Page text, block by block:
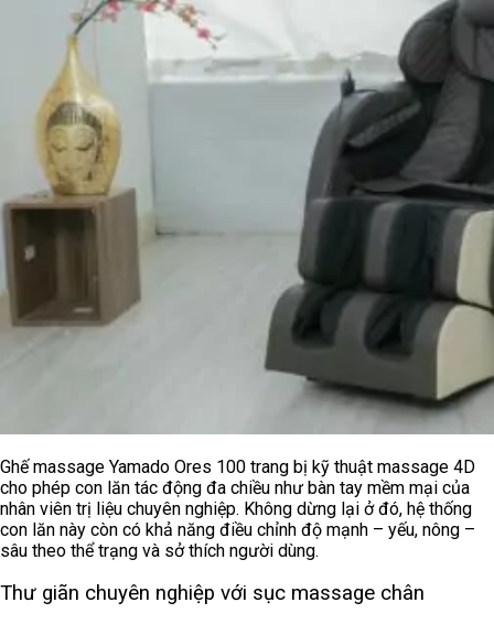
Ghế massage Yamado Ores 100 trang bị kỹ thuật massage 4D
cho phép con lăn tác động đa chiều như bàn tay mềm mại của
nhân viên trị liệu chuyên nghiệp. Không dừng lại ở đó, hệ thống
con lăn này còn có khả năng điều chỉnh độ mạnh – yếu, nông –
sâu theo thể trạng và sở thích người dùng.
Thư giãn chuyên nghiệp với sục massage chân